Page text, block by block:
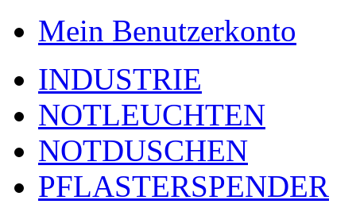
Mein Benutzerkonto
INDUSTRIE
NOTLEUCHTEN
NOTDUSCHEN
PFLASTERSPENDER